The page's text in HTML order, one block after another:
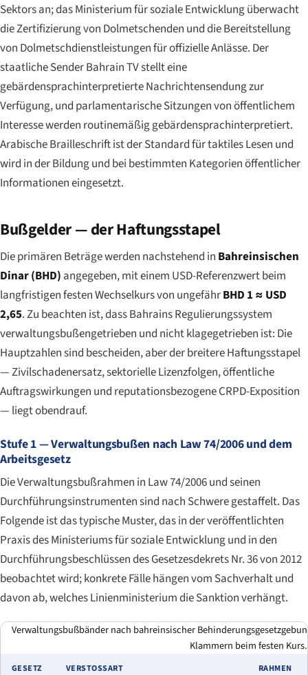
Sektors an; das Ministerium für soziale Entwicklung überwacht
die Zertifizierung von Dolmetschenden und die Bereitstellung
von Dolmetschdienstleistungen für offizielle Anlässe. Der
staatliche Sender Bahrain TV stellt eine
gebärdensprachinterpretierte Nachrichtensendung zur
Verfügung, und parlamentarische Sitzungen von öffentlichem
Interesse werden routinemäßig gebärdensprachinterpretiert.
Arabische Brailleschrift ist der Standard für taktiles Lesen und
wird in der Bildung und bei bestimmten Kategorien öffentlicher
Informationen eingesetzt.
Bußgelder — der Haftungsstapel
Die primären Beträge werden nachstehend in Bahreinsischen
Dinar (BHD) angegeben, mit einem USD-Referenzwert beim
langfristigen festen Wechselkurs von ungefährBHD 1 ≈ USD
2,65. Zu beachten ist, dass Bahrains Regulierungssystem
verwaltungsbußengetrieben und nicht klagegetrieben ist: Die
Hauptzahlen sind bescheiden, aber der breitere Haftungsstapel
— Zivilschadenersatz, sektorielle Lizenzfolgen, öffentliche
Auftragswirkungen und reputationsbezogene CRPD-Exposition
— liegt obendrauf.
Stufe 1 — Verwaltungsbußen nach Law 74/2006 und dem
Arbeitsgesetz
Die Verwaltungsbußrahmen in Law 74/2006 und seinen
Durchführungsinstrumenten sind nach Schwere gestaffelt. Das
Folgende ist das typische Muster, das in der veröffentlichten
Praxis des Ministeriums für soziale Entwicklung und in den
Durchführungsbeschlüssen des Gesetzesdekrets Nr. 36 von 2012
beobachtet wird; konkrete Fälle hängen vom Sachverhalt und
davon ab, welches Linienministerium die Sanktion verhängt.
Verwaltungsbußbänder nach bahreinsischer
Klammern beim festen Kurs.
GESETZ VERSTOSSART RAHMEN